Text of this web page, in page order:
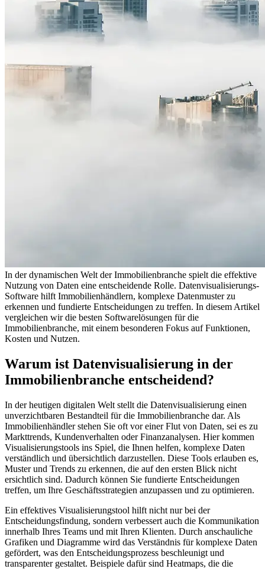
In der dynamischen Welt der Immobilienbranche spielt die effektive
Nutzung von Daten eine entscheidende Rolle. Datenvisualisierungs-
Software hilft Immobilienhändlern, komplexe Datenmuster zu
erkennen und fundierte Entscheidungen zu treffen. In diesem Artikel
vergleichen wir die besten Softwarelösungen für die
Immobilienbranche, mit einem besonderen Fokus auf Funktionen,
Kosten und Nutzen.
Warum ist Datenvisualisierung in der
Immobilienbranche entscheidend?
In der heutigen digitalen Welt stellt die Datenvisualisierung einen
unverzichtbaren Bestandteil für die Immobilienbranche dar. Als
Immobilienhändler stehen Sie oft vor einer Flut von Daten, sei es zu
Markttrends, Kundenverhalten oder Finanzanalysen. Hier kommen
Visualisierungstools ins Spiel, die Ihnen helfen, komplexe Daten
verständlich und übersichtlich darzustellen. Diese Tools erlauben es,
Muster und Trends zu erkennen, die auf den ersten Blick nicht
ersichtlich sind. Dadurch können Sie fundierte Entscheidungen
treffen, um Ihre Geschäftsstrategien anzupassen und zu optimieren.
Ein effektives Visualisierungstool hilft nicht nur bei der
Entscheidungsfindung, sondern verbessert auch die Kommunikation
innerhalb Ihres Teams und mit Ihren Klienten. Durch anschauliche
Grafiken und Diagramme wird das Verständnis für komplexe Daten
gefördert, was den Entscheidungsprozess beschleunigt und
transparenter gestaltet. Beispiele dafür sind Heatmaps, die die